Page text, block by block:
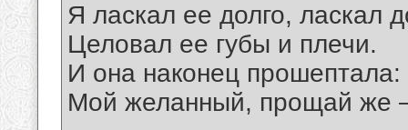
Я ласкал ее долго, ласкал
Целовал ее губы и плечи.
И она наконец
Мой желанный, прощай же